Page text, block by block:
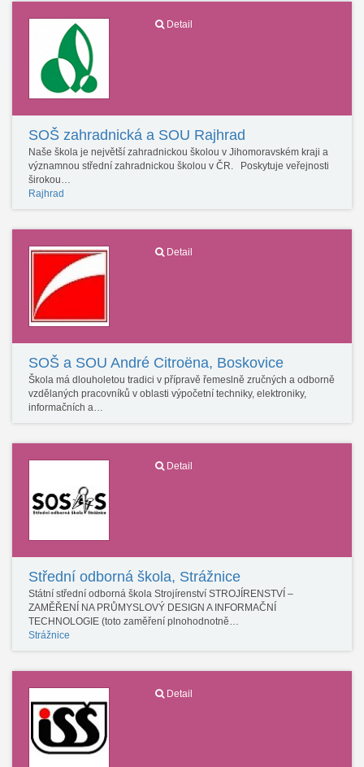
Detail
SOŠ zahradnická a SOU Rajhrad
Naše škola je největší zahradnickou školou v Jihomoravském kraji a
významnou střední zahradnickou školou v ČR. Poskytuje veřejnosti
širokou…
Rajhrad
Detail
SOŠ a SOU André Citroëna, Boskovice
Škola má dlouholetou tradici v přípravě řemeslně zručných a odborně
vzdělaných pracovníků v oblasti výpočetní techniky, elektroniky,
informačních a…
Detail
Střední odborná škola, Strážnice
Státní střední odborná škola Strojírenství STROJÍRENSTVÍ –
ZAMĚŘENÍ NA PRŮMYSLOVÝ DESIGN A INFORMAČNÍ
TECHNOLOGIE (toto zaměření plnohodnotně…
Strážnice
Detail